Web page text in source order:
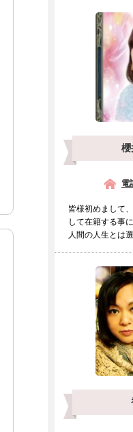
櫻
電
皆様初めまして
して在籍する事
人間の人生とは